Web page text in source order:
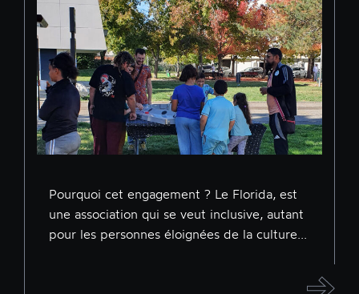
Pourquoi cet engagement ? Le Florida, est
une association qui se veut inclusive, autant
pour les personnes éloignées de la culture...